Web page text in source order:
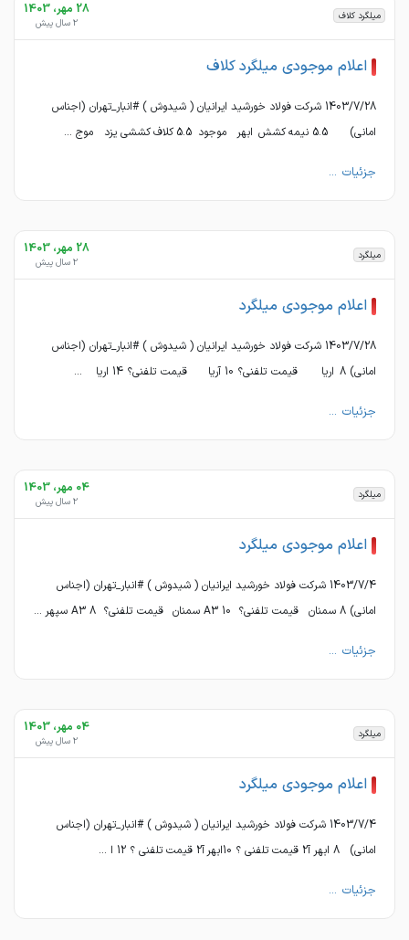
میلگرد کلاف 28 مهر، 1403
2 سال پیش
اعلام موجودی میلگرد کلاف
1403/7/28 شرکت فولاد خورشید ایرانیان ( شیدوش ) #انبار_تهران (اجناس
امانی) 5.5 نیمه کشش ابهر موجود 5.5 کلاف کششی یزد موج ...
جزئیات ...
میلگرد 28 مهر، 1403
2 سال پیش
اعلام موجودی میلگرد
1403/7/28 شرکت فولاد خورشید ایرانیان ( شیدوش ) #انبار_تهران (اجناس
امانی) 8 اریا قیمت تلفنی؟ 10 آریا قیمت تلفنی؟ 14 اریا ...
جزئیات ...
میلگرد 04 مهر، 1403
2 سال پیش
اعلام موجودی میلگرد
1403/7/4 شرکت فولاد خورشید ایرانیان ( شیدوش ) #انبار_تهران (اجناس
امانی) 8 سمنان قیمت تلفنی؟ A3 10 سمنان قیمت تلفنی؟ A3 8 سپهر ...
جزئیات ...
میلگرد 04 مهر، 1403
2 سال پیش
اعلام موجودی میلگرد
1403/7/4 شرکت فولاد خورشید ایرانیان ( شیدوش ) #انبار_تهران (اجناس
امانی) 8 ابهر آ2 قیمت تلفنی ؟ 10ابهر آ2 قیمت تلفنی ؟ 12 ا ...
جزئیات ...